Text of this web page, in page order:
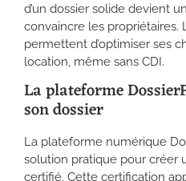
d’un dossier solide devient
convaincre les propriétaires.
permettent d’optimiser ses
location, même sans CDI.
La plateforme
son dossier
La plateforme numérique
solution pratique pour créer
certifié. Cette certification